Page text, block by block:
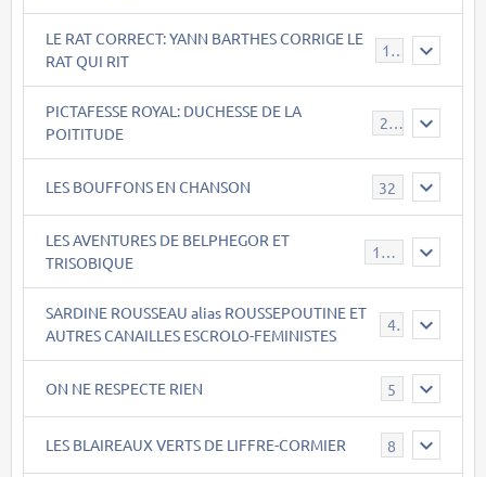
LE RAT CORRECT: YANN BARTHES CORRIGE LE
RAT QUI RIT
15
PICTAFESSE ROYAL: DUCHESSE DE LA
POITITUDE
23
LES BOUFFONS EN CHANSON 32
LES AVENTURES DE BELPHEGOR ET
TRISOBIQUE
147
SARDINE ROUSSEAU alias ROUSSEPOUTINE ET
AUTRES CANAILLES ESCROLO-FEMINISTES
40
ON NE RESPECTE RIEN 5
LES BLAIREAUX VERTS DE LIFFRE-CORMIER 8